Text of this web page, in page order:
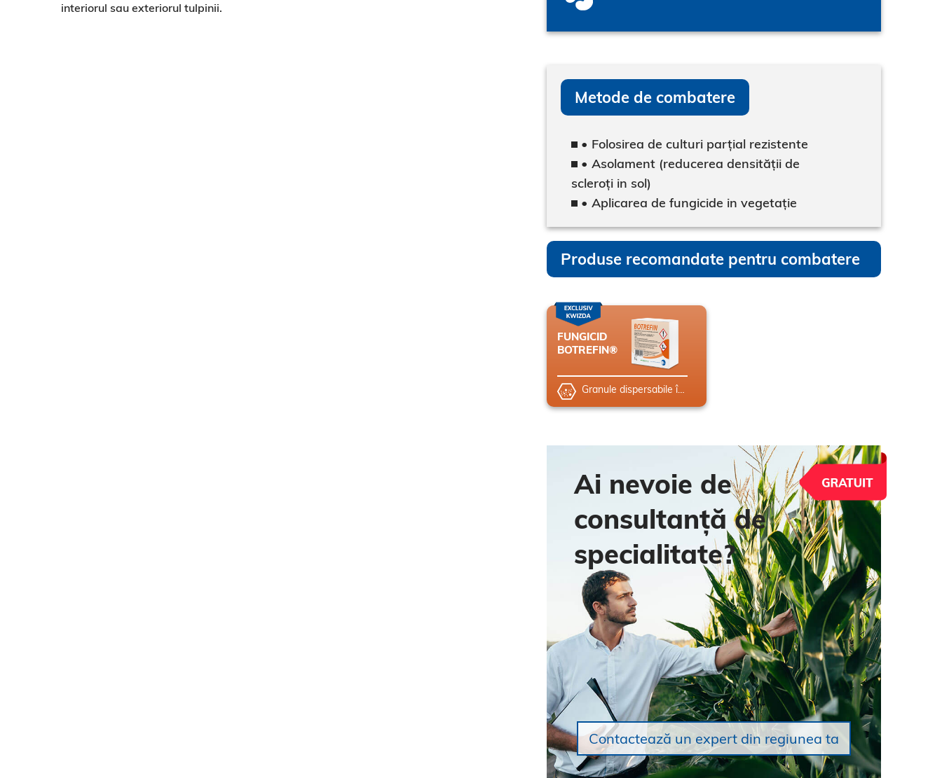
interiorul sau exteriorul tulpinii.
Metode de combatere
• Folosirea de culturi parțial rezistente
• Asolament (reducerea densității de
scleroți in sol)
• Aplicarea de fungicide in vegetație
Produse recomandate pentru combatere
FUNGICID
BOTREFIN®
Granule dispersabile în apă (WG)
Ai nevoie de
consultanță de
specialitate?
Contactează un expert din regiunea ta